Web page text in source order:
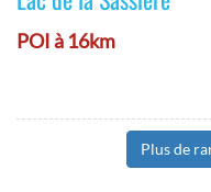
POI à 16km
Plus de